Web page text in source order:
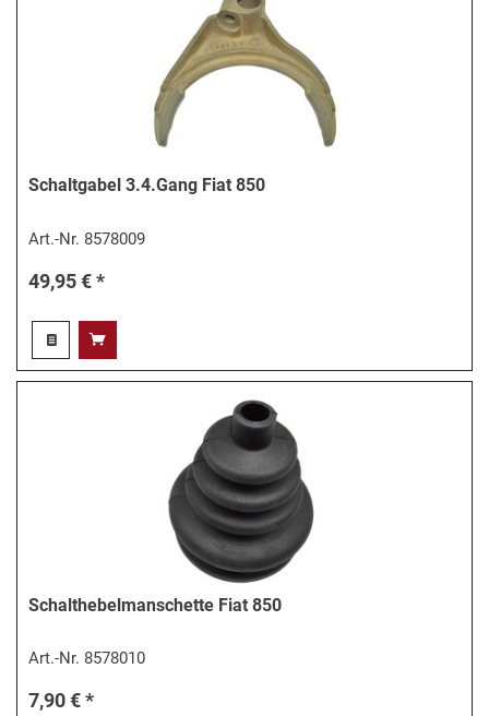
Schaltgabel 3.4.Gang Fiat 850
Art.-Nr. 8578009
49,95 € *
Schalthebelmanschette Fiat 850
Art.-Nr. 8578010
7,90 € *